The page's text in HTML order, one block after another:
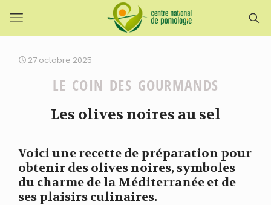
27 octobre 2025
LE COIN DES GOURMANDS
Les olives noires au sel
Voici une recette de préparation pour
obtenir des olives noires, symboles
du charme de la Méditerranée et de
ses plaisirs culinaires.